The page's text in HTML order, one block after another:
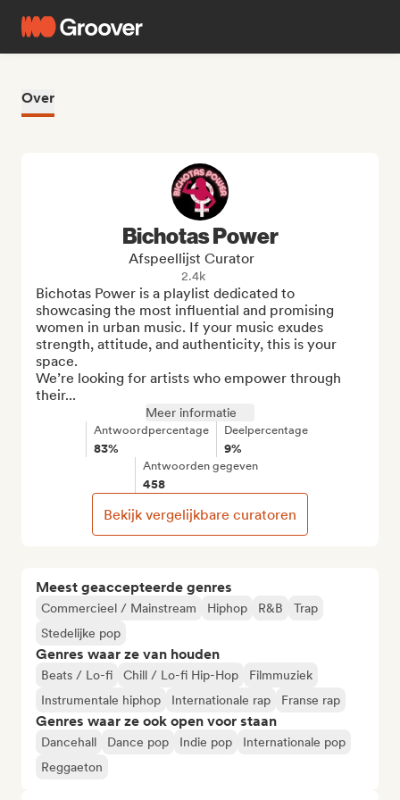
Over
Meest geaccepteerde genres
Commercieel / Mainstream Hiphop R&B
Trap
Stedelijke pop
Genres waar ze van houden
Beats / Lo-fi Chill / Lo-fi Hip-Hop
Filmmuziek
Instrumentale hiphop
Internationale rap Franse rap
Genres waar ze ook open voor staan
Dancehall Dance pop Indie pop
Internationale pop
Reggaeton
Bichotas Power
Afspeellijst Curator
2.4k
Bichotas Power is a playlist dedicated to
showcasing the most influential and promising
women in urban music. If your music exudes
strength, attitude, and authenticity, this is your
space.
We’re looking for artists who empower through
their...
Meer informatie
Antwoordpercentage
83%
Deelpercentage
9%
Antwoorden gegeven
458
Bekijk vergelijkbare curatoren